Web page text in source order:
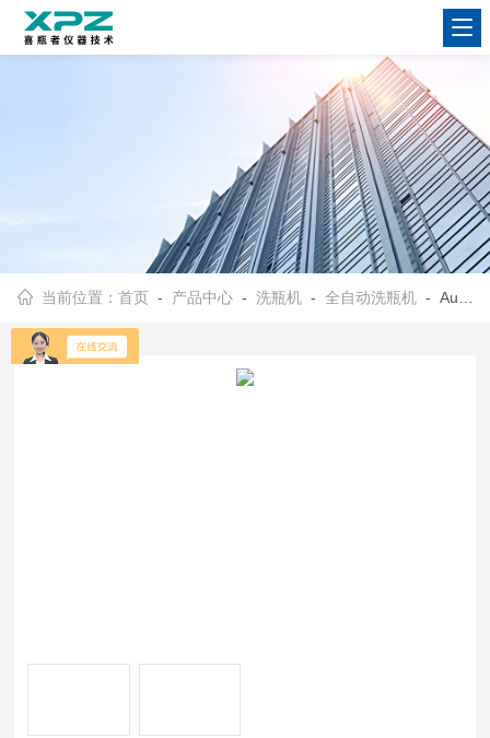
当前位置：首页 - 产品中心 -洗瓶机 -全自动洗瓶机 - Aurora-F2 PLUS喜瓶者 实验室洗瓶机